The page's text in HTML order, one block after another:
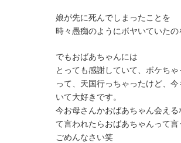
娘が先に死んでしまったことを
時々愚痴のようにボヤいていたの
でもおばあちゃんには
とっても感謝していて、ボケちゃ
って、天国行っちゃったけど、
いて大好きです。
今お母さんかおばあちゃん会える
て言われたらおばあちゃんって言
ごめんなさい笑